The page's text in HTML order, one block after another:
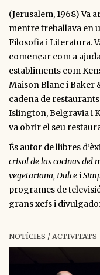
(Jerusalem, 1968) Va
mentre treballava en
Filosofia i Literatura.
començar com a
establiments com
Maison Blanc i Baker
cadena de
Islington, Belgravia i
va obrir el seu
És autor de llibres
crisol de las cocinas del
vegetariana, Dulcei
programes de
grans xefs i
NOTÍCIES / ACTIVITATS